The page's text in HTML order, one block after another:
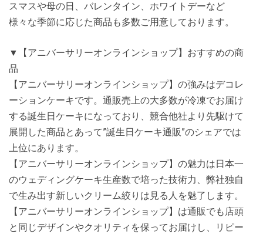
スマスや母の日、バレンタイン、ホワイトデーなど
様々な季節に応じた商品も多数ご用意しております。
▼【アニバーサリーオンラインショップ】おすすめの商
品
【アニバーサリーオンラインショップ】の強みはデコレ
ーションケーキです。通販売上の大多数が冷凍でお届け
する誕生日ケーキになっており、競合他社より先駆けて
展開した商品とあって”誕生日ケーキ通販”のシェアでは
上位にあります。
【アニバーサリーオンラインショップ】の魅力は日本一
のウェディングケーキ生産数で培った技術力、弊社独自
で生み出す新しいクリーム絞りは見る人を魅了します。
【アニバーサリーオンラインショップ】は通販でも店頭
と同じデザインやクオリティを保ってお届けし、リピー